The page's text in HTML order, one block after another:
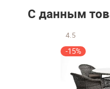
С данным
4.5
-15%